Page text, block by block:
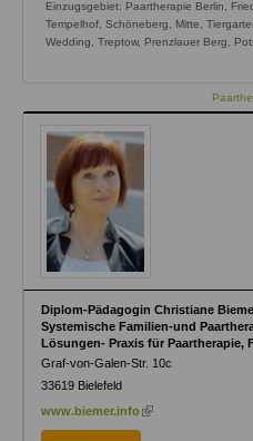
Einzugsgebiet: Paartherapie Berlin,
Tempelhof, Schöneberg, Mitte,
Wedding, Treptow, Prenzlauer Berg,
Diplom-Pädagogin Christiane
Systemische Familien-und
Lösungen- Praxis für Paartherapie,
Graf-von-Galen-Str. 10c
33619 Bielefeld
www.biemer.info (link